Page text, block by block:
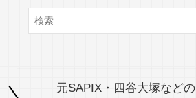
元SAPIX・四谷大塚などの